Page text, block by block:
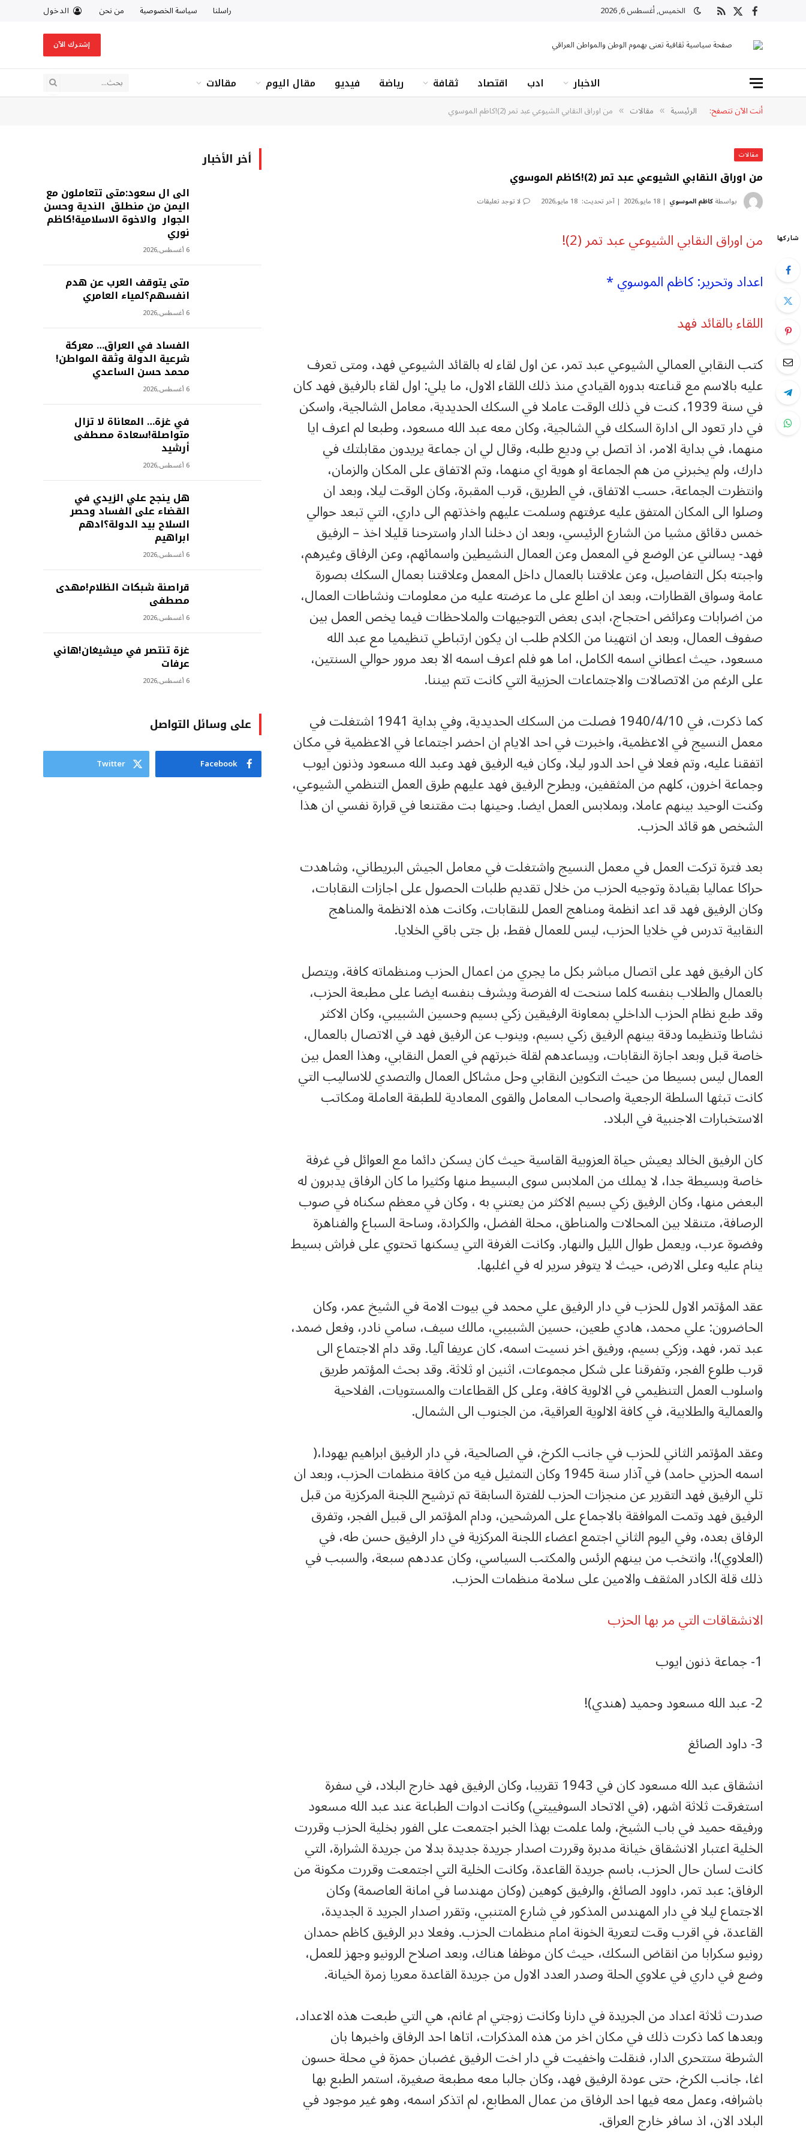
فيسبوك
X
RSS الخميس, أغسطس 6, 2026 راسلنا سياسة الخصوصية من نحن الدخول
صفحة سياسية ثقافية تعنى بهموم الوطن والمواطن العراقي إشترك الآن
الاخبار ادب اقتصاد ثقافة رياضة فيديو مقال اليوم مقالات
أنت الآن تتصفح: الرئيسية » مقالات » من اوراق النقابي الشيوعي عبد تمر (2)!كاظم الموسوي
مقالات
من اوراق النقابي الشيوعي عبد تمر (2)!كاظم الموسوي
بواسطةكاظم الموسوي 18 مايو,2026 آخر تحديث: 18 مايو,2026 لا توجد تعليقات
شاركها
من اوراق النقابي الشيوعي عبد تمر (2)!
اعداد وتحرير: كاظم الموسوي *
اللقاء بالقائد فهد
كتب النقابي العمالي الشيوعي عبد تمر، عن اول لقاء له بالقائد الشيوعي فهد، ومتى تعرف
عليه بالاسم مع قناعته بدوره القيادي منذ ذلك اللقاء الاول، ما يلي: اول لقاء بالرفيق فهد كان
في سنة 1939، كنت في ذلك الوقت عاملا في السكك الحديدية، معامل الشالجية، واسكن
في دار تعود الى ادارة السكك في الشالجية، وكان معه عبد الله مسعود، وطبعا لم اعرف ايا
منهما، في بداية الامر، اذ اتصل بي وديع طلبه، وقال لي ان جماعة يريدون مقابلتك في
دارك، ولم يخبرني من هم الجماعة او هوية اي منهما، وتم الاتفاق على المكان والزمان،
وانتظرت الجماعة، حسب الاتفاق، في الطريق، قرب المقبرة، وكان الوقت ليلا، وبعد ان
وصلوا الى المكان المتفق عليه عرفتهم وسلمت عليهم واخذتهم الى داري، التي تبعد حوالي
خمس دقائق مشيا من الشارع الرئيسي، وبعد ان دخلنا الدار واسترحنا قليلا اخذ – الرفيق
فهد- يسالني عن الوضع في المعمل وعن العمال النشيطين واسمائهم، وعن الرفاق وغيرهم،
واجبته بكل التفاصيل، وعن علاقتنا بالعمال داخل المعمل وعلاقتنا بعمال السكك بصورة
عامة وسواق القطارات، وبعد ان اطلع على ما عرضته عليه من معلومات ونشاطات العمال،
من اضرابات وعرائض احتجاج، ابدى بعض التوجيهات والملاحظات فيما يخص العمل بين
صفوف العمال، وبعد ان انتهينا من الكلام طلب ان يكون ارتباطي تنظيميا مع عبد الله
مسعود، حيث اعطاني اسمه الكامل، اما هو فلم اعرف اسمه الا بعد مرور حوالي السنتين،
على الرغم من الاتصالات والاجتماعات الحزبية التي كانت تتم بيننا.
كما ذكرت، في 1940/4/10 فصلت من السكك الحديدية، وفي بداية 1941 اشتغلت في
معمل النسيج في الاعظمية، واخبرت في احد الايام ان احضر اجتماعا في الاعظمية في مكان
اتفقنا عليه، وتم فعلا في احد الدور ليلا، وكان فيه الرفيق فهد وعبد الله مسعود وذنون ايوب
وجماعة اخرون، كلهم من المثقفين، ويطرح الرفيق فهد عليهم طرق العمل التنظمي الشيوعي،
وكنت الوحيد بينهم عاملا، وبملابس العمل ايضا. وحينها بت مقتنعا في قرارة نفسي ان هذا
الشخص هو قائد الحزب.
بعد فترة تركت العمل في معمل النسيج واشتغلت في معامل الجيش البريطاني، وشاهدت
حراكا عماليا بقيادة وتوجيه الحزب من خلال تقديم طلبات الحصول على اجازات النقابات،
وكان الرفيق فهد قد اعد انظمة ومناهج العمل للنقابات، وكانت هذه الانظمة والمناهج
النقابية تدرس في خلايا الحزب، ليس للعمال فقط، بل جتى باقي الخلايا.
كان الرفيق فهد على اتصال مباشر بكل ما يجري من اعمال الحزب ومنظماته كافة، ويتصل
بالعمال والطلاب بنفسه كلما سنحت له الفرصة ويشرف بنفسه ايضا على مطبعة الحزب،
وقد طبع نظام الحزب الداخلي بمعاونة الرفيقين زكي بسيم وحسين الشبيبي، وكان الاكثر
نشاطا وتنظيما ودقة بينهم الرفيق زكي بسيم، وينوب عن الرفيق فهد في الاتصال بالعمال،
خاصة قبل وبعد اجازة النقابات، ويساعدهم لقلة خبرتهم في العمل النقابي، وهذا العمل بين
العمال ليس بسيطا من حيث التكوين النقابي وحل مشاكل العمال والتصدي للاساليب التي
كانت تبثها السلطة الرجعية واصحاب المعامل والقوى المعادية للطبقة العاملة ومكاتب
الاستخبارات الاجنبية في البلاد.
كان الرفيق الخالد يعيش حياة العزوبية القاسية حيث كان يسكن دائما مع العوائل في غرفة
خاصة وبسيطة جدا، لا يملك من الملابس سوى البسيط منها وكثيرا ما كان الرفاق يدبرون له
البعض منها، وكان الرفيق زكي بسيم الاكثر من يعتني به ، وكان في معظم سكناه في صوب
الرصافة، متنقلا بين المحالات والمناطق، محلة الفضل، والكرادة، وساحة السباع والفناهرة
وفضوة عرب، ويعمل طوال الليل والنهار. وكانت الغرفة التي يسكنها تحتوي على فراش بسيط
ينام عليه وعلى الارض، حيث لا يتوفر سرير له في اغلبها.
عقد المؤتمر الاول للحزب في دار الرفيق علي محمد في بيوت الامة في الشيخ عمر، وكان
الحاضرون: علي محمد، هادي طعين، حسين الشبيبي، مالك سيف، سامي نادر، وفعل ضمد،
عبد تمر، فهد، وزكي بسيم، ورفيق اخر نسيت اسمه، كان عريفا آليا. وقد دام الاجتماع الى
قرب طلوع الفجر، وتفرقنا على شكل مجموعات، اثنين او ثلاثة. وقد بحث المؤتمر طريق
واسلوب العمل التنظيمي في الالوية كافة، وعلى كل القطاعات والمستويات، الفلاحية
والعمالية والطلابية، في كافة الالوية العراقية، من الجنوب الى الشمال.
وعقد المؤتمر الثاني للحزب في جانب الكرخ، في الصالحية، في دار الرفيق ابراهيم يهودا،(
اسمه الحزبي حامد) في آذار سنة 1945 وكان التمثيل فيه من كافة منظمات الحزب، وبعد ان
تلي الرفيق فهد التقرير عن منجزات الحزب للفترة السابقة تم ترشيح اللجنة المركزية من قبل
الرفيق فهد وتمت الموافقة بالاجماع على المرشحين، ودام المؤتمر الى قبيل الفجر، وتفرق
الرفاق بعده، وفي اليوم الثاني اجتمع اعضاء اللجنة المركزية في دار الرفيق حسن طه، في
(العلاوي)!، وانتخب من بينهم الرئس والمكتب السياسي، وكان عددهم سبعة، والسبب في
ذلك قلة الكادر المثقف والامين على سلامة منظمات الحزب.
الانشقاقات التي مر بها الحزب
1- جماعة ذنون ايوب
2- عبد الله مسعود وحميد (هندي)!
3- داود الصائغ
انشقاق عبد الله مسعود كان في 1943 تقريبا، وكان الرفيق فهد خارج البلاد، في سفرة
استغرقت ثلاثة اشهر، (في الاتحاد السوفييتي) وكانت ادوات الطباعة عند عبد الله مسعود
ورفيقه حميد في باب الشيخ، ولما علمت بهذا الخبر اجتمعت على الفور بخلية الحزب وقررت
الخلية اعتبار الانشقاق خيانة مدبرة وقررت اصدار جريدة جديدة بدلا من جريدة الشرارة، التي
كانت لسان حال الحزب، باسم جريدة القاعدة، وكانت الخلية التي اجتمعت وقررت مكونة من
الرفاق: عبد تمر، داوود الصائغ، والرفيق كوهين (وكان مهندسا في امانة العاصمة) وكان
الاجتماع ليلا في دار المهندس المذكور في شارع المتنبي، وتقرر اصدار الجريد ة الجديدة،
القاعدة، في اقرب وقت لتعرية الخونة امام منظمات الحزب. وفعلا دبر الرفيق كاظم حمدان
رونيو سكرابا من انقاض السكك، حيث كان موظفا هناك، وبعد اصلاح الرونيو وجهز للعمل،
وضع في داري في علاوي الحلة وصدر العدد الاول من جريدة القاعدة معريا زمرة الخيانة.
صدرت ثلاثة اعداد من الجريدة في دارنا وكانت زوجتي ام غانم، هي التي طبعت هذه الاعداد،
وبعدها كما ذكرت ذلك في مكان اخر من هذه المذكرات، اتاها احد الرفاق واخبرها بان
الشرطة ستتحرى الدار، فنقلت واخفيت في دار اخت الرفيق غضبان حمزة في محلة حسون
اغا، جانب الكرخ، حتى عودة الرفيق فهد، وكان جالبا معه مطبعة صغيرة، استمر الطبع بها
باشرافه، وعمل معه فيها احد الرفاق من عمال المطابع، لم اتذكر اسمه، وهو غير موجود في
البلاد الان، اذ سافر خارج العراق.
أخر الأخبار
الى ال سعود:متى تتعاملون مع
اليمن من منطلق الندية وحسن
الجوار والاخوة الاسلامية!كاظم
نوري
6 أغسطس,2026
متى يتوقف العرب عن هدم
انفسهم؟لمياء العامري
6 أغسطس,2026
الفساد في العراق… معركة
شرعية الدولة وثقة المواطن!
محمد حسن الساعدي
6 أغسطس,2026
في غزة… المعاناة لا تزال
متواصلة!سعادة مصطفى
أرشيد
6 أغسطس,2026
هل ينجح علي الزيدي في
القضاء على الفساد وحصر
السلاح بيد الدولة؟ادهم
ابراهيم
6 أغسطس,2026
‫قراصنة شبكات الظلام!مهدى
مصطفى
6 أغسطس,2026
غزة تنتصر في ميشيغان!هاني
عرفات
6 أغسطس,2026
على وسائل التواصل
Facebook
Twitter